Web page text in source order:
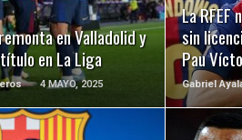
en Valladolid y
en La Liga
4 MAYO, 2025
La RFEF
sin
Pau
Gabriel